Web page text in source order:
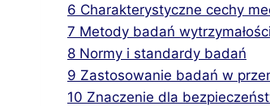
6 Charakterystyczne cechy
7 Metody badań
8 Normy i standardy badań
9 Zastosowanie badań w
10 Znaczenie dla